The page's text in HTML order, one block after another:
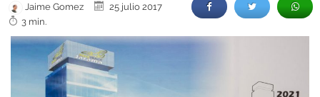
Jaime Gomez
25 julio 2017
3 min.